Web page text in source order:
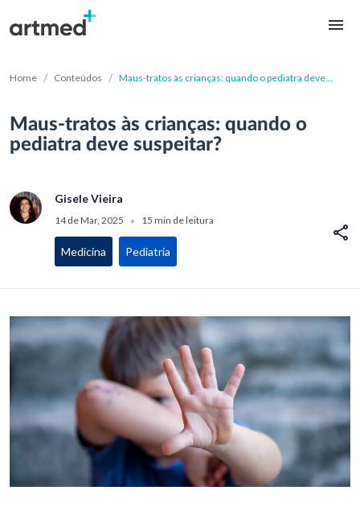
Home / Conteúdos / Maus-tratos às crianças: quando o pediatra deve
Maus-tratos às crianças: quando o
pediatra deve suspeitar?
Gisele Vieira
14 de Mar, 2025 • 15 min de leitura
Medicina Pediatria